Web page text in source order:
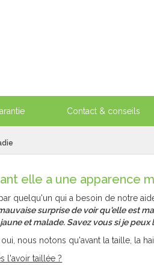
Contact & conseils
elle a une apparence
quelqu'un qui a besoin de notre
surprise de voir qu'elle est
et malade. Savez vous si je peux
nous notons qu'avant la taille, la
l'avoir taillée ?